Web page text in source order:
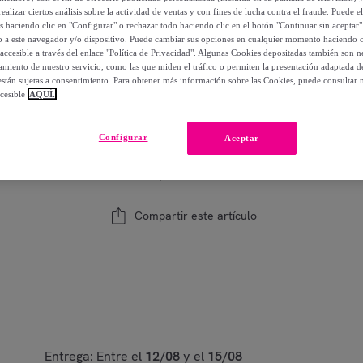
14,00 €
-36%
1 Añadir a la cesta
Compartir este artículo
Entrega: Entre el 12/08y el 15/08
ciertos análisis sobre la actividad de ventas y con fines de lucha contra el fraude. Puede
haciendo clic en "Configurar" o rechazar todo haciendo clic en el botón "Continuar sin
a este navegador y/o dispositivo. Puede cambiar sus opciones en cualquier momento haciendo
a través del enlace "Política de Privacidad". Algunas Cookies depositadas también son
de nuestro servicio, como las que miden el tráfico o permiten la presentación adaptada
sujetas a consentimiento. Para obtener más información sobre las Cookies, puede consultar
AQUÍ.
Aceptar
Configurar